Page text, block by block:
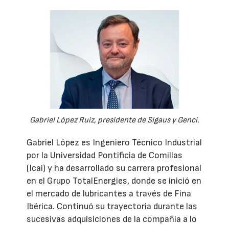
Gabriel López Ruiz, presidente de Sigaus y Genci.
Gabriel López es Ingeniero Técnico Industrial
por la Universidad Pontificia de Comillas
(Icai) y ha desarrollado su carrera profesional
en el Grupo TotalEnergies, donde se inició en
el mercado de lubricantes a través de Fina
Ibérica. Continuó su trayectoria durante las
sucesivas adquisiciones de la compañía a lo